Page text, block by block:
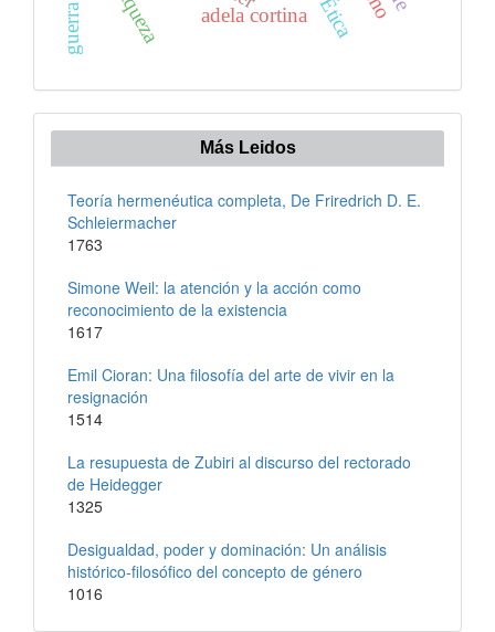
riqueza adela cortina Ética
Más Leidos
Teoría hermenéutica completa, De Friredrich D. E.
Schleiermacher
1763
Simone Weil: la atención y la acción como
reconocimiento de la existencia
1617
Emil Cioran: Una filosofía del arte de vivir en la
resignación
1514
La resupuesta de Zubiri al discurso del rectorado
de Heidegger
1325
Desigualdad, poder y dominación: Un análisis
histórico-filosófico del concepto de género
1016